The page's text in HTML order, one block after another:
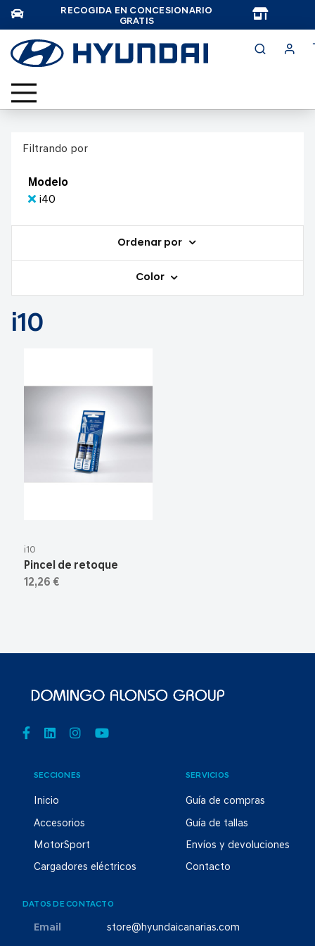
RECOGIDA EN CONCESIONARIO
GRATIS
Filtrando por
Modelo
i40
Ordenar por
Color
i10
i10
Pincel de retoque
12,26 €
SECCIONES
Inicio
Accesorios
MotorSport
Cargadores eléctricos
SERVICIOS
Guía de compras
Guía de tallas
Envíos y devoluciones
Contacto
DATOS DE CONTACTO
Email store@hyundaicanarias.com